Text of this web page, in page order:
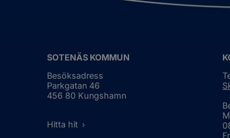
SOTENÄS KOMMUN
Besöksadress
Parkgatan 46
456 80 Kungshamn
Hitta hit